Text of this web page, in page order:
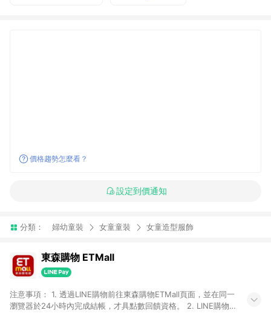
價格趨勢怎麼看？
設定到價通知
分類： 婦幼童裝 女童童裝 女童造型服飾
東森購物 ETMall
注意事項： 1. 透過LINE購物前往東森購物ETMall頁面，並在同一
瀏覽器於24小時內完成結帳，才具點數回饋資格。 2. LINE購物